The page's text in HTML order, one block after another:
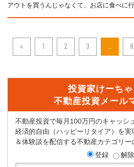
アウトを買うんじゃなくて、お店に食べに
« 1 2 3 8
投資家けーち
不動産投資メール
不動産投資で毎月100万円のキャッシ
経済的自由（ハッピーリタイア）を実
＆体験談を配信する不動産カテゴリー
登録
解除